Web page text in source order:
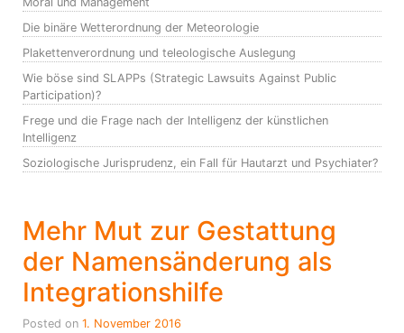
Die binäre Wetterordnung der Meteorologie
Plakettenverordnung und teleologische Auslegung
Wie böse sind SLAPPs (Strategic Lawsuits Against Public
Participation)?
Frege und die Frage nach der Intelligenz der künstlichen
Intelligenz
Soziologische Jurisprudenz, ein Fall für Hautarzt und Psychiater?
Mehr Mut zur Gestattung
der Namensänderung als
Integrationshilfe
Posted on 1. November 2016